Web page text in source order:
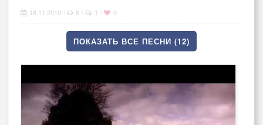
18.11.2019 6 1 0
ПОКАЗАТЬ ВСЕ ПЕСНИ (12)